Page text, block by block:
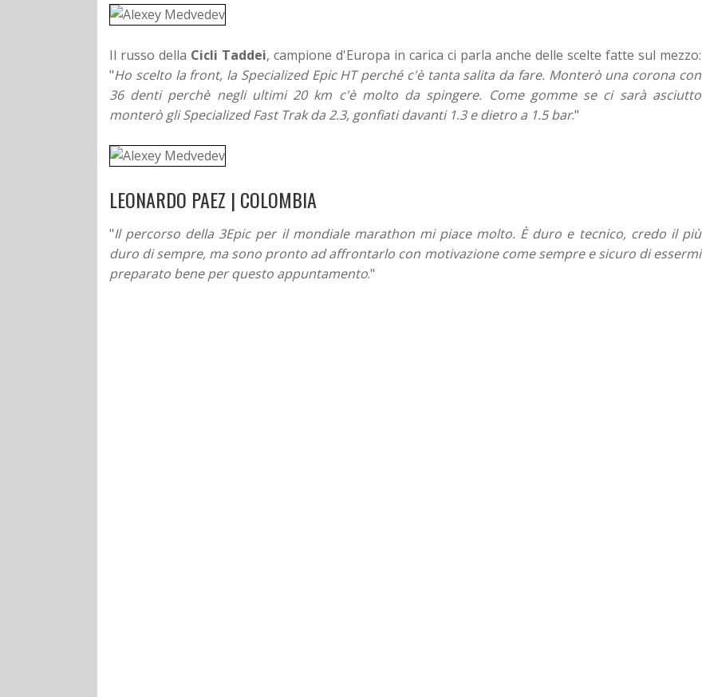
Il russo della Cicli Taddei, campione d'Europa in carica ci parla anche delle scelte fatte sul mezzo:
"Ho scelto la front, la Specialized Epic HT perché c'è tanta salita da fare. Monterò una corona con
36 denti perchè negli ultimi 20 km c'è molto da spingere. Come gomme se ci sarà asciutto
monterò gli Specialized Fast Trak da 2.3, gonfiati davanti 1.3 e dietro a 1.5 bar."
LEONARDO PAEZ | COLOMBIA
"Il percorso della 3Epic per il mondiale marathon mi piace molto. È duro e tecnico, credo il più
duro di sempre, ma sono pronto ad affrontarlo con motivazione come sempre e sicuro di essermi
preparato bene per questo appuntamento."